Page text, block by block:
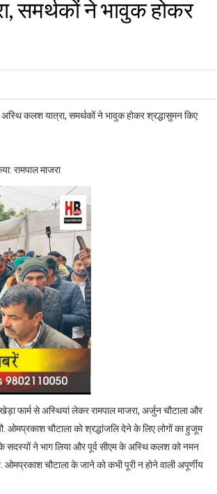
समर्थकों ने भावुक होकर
अस्थि कलश यात्रा, समर्थकों ने भावुक होकर श्रद्धासुमन किए
रामपाल माजरा
फार्म से अस्थियां लेकर रामपाल माजरा, अर्जुन चौटाला और
ओमप्रकाश चौटाला को श्रद्धांजलि देने के लिए लोगों का हुजूम
सदस्यों ने भाग लिया और पूर्व सीएम के अस्थि कलश को नमन
चौटाला के जाने को कभी पूरी न होने वाली अपूर्णीय